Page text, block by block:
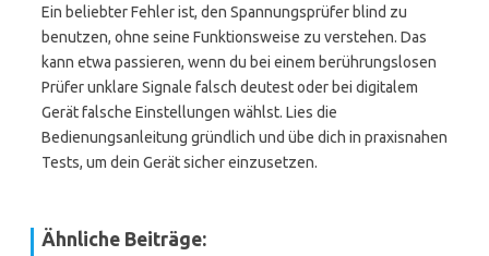
Ein beliebter Fehler ist, den Spannungsprüfer blind zu
benutzen, ohne seine Funktionsweise zu verstehen. Das
kann etwa passieren, wenn du bei einem berührungslosen
Prüfer unklare Signale falsch deutest oder bei digitalem
Gerät falsche Einstellungen wählst. Lies die
Bedienungsanleitung gründlich und übe dich in praxisnahen
Tests, um dein Gerät sicher einzusetzen.
Ähnliche Beiträge: